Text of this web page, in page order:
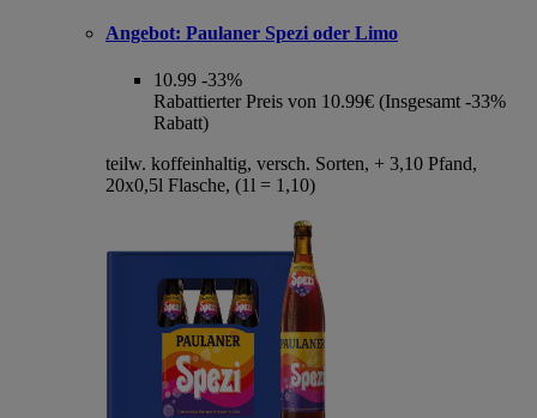
Angebot: Paulaner Spezi oder Limo
10.99 -33%
Rabattierter Preis von 10.99€ (Insgesamt -33%
Rabatt)
teilw. koffeinhaltig, versch. Sorten, + 3,10 Pfand,
20x0,5l Flasche, (1l = 1,10)